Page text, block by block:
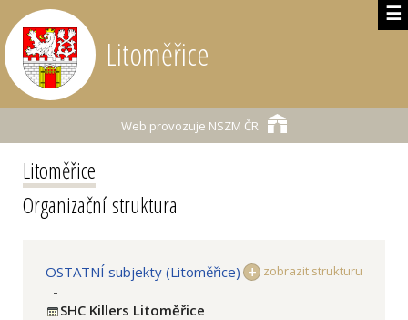
☰
Litoměřice
Web provozuje NSZM ČR
Litoměřice
Organizační struktura
zobrazit strukturu
OSTATNÍ subjekty (Litoměřice)
-
SHC Killers Litoměřice